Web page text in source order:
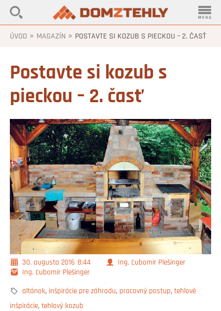
ÚVOD » MAGAZÍN » POSTAVTE SI KOZUB S PIECKOU – 2. ČASŤ
Postavte si kozub s
pieckou – 2. časť
30. augusta 2016 8:44
Ing. Ľubomír Plešinger
Ing. Ľubomír Plešinger
altánok, inšpirácie pre záhradu, pracovný postup, tehlové
inšpirácie, tehlový kozub